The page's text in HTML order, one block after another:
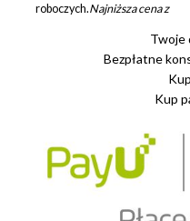
roboczych.Najniższa cena z
Twoje
Bezpłatne
Kup